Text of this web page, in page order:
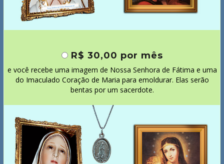
R$ 30,00 por mês
e você recebe uma imagem de Nossa Senhora de Fátima e uma
do Imaculado Coração de Maria para emoldurar. Elas serão
bentas por um sacerdote.